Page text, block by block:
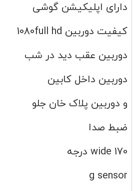
دارای اپلیکیشن گوشی
کیفیت دوربین 1080full hd
دوربین عقب دید در شب
دوربین داخل کابین
و دوربین پلاک خان جلو
ضبط صدا
wide 170 درجه
g sensor